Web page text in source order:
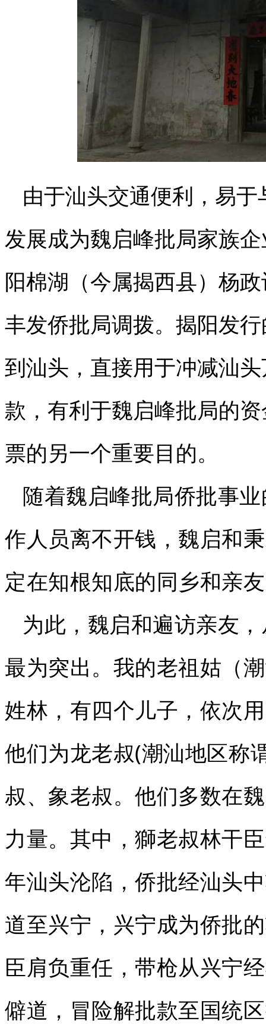
由于汕头交通便利，易
发展成为魏启峰批局家族
阳棉湖（今属揭西县）杨
丰发侨批局调拨。揭阳发
到汕头，直接用于冲减汕
款，有利于魏启峰批局的
票的另一个重要目的。
随着魏启峰批局侨批事
作人员离不开钱，魏启和
定在知根知底的同乡和亲
为此，魏启和遍访亲友
最为突出。我的老祖姑（
姓林，有四个儿子，依次
他们为龙老叔(潮汕地区称
叔、象老叔。他们多数在
力量。其中，獅老叔林干
年汕头沦陷，侨批经汕头
道至兴宁，兴宁成为侨批
臣肩负重任，带枪从兴宁
僻道，冒险解批款至国统